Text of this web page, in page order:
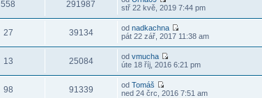
558 291987
stř 22 kvě, 2019 7:44 pm
27 39134 odnadkachna
pát 22 zář, 2017 11:38 am
13 25084 odvmucha
úte 18 říj, 2016 6:21 pm
98 91339 odTomáš
ned 24 črc, 2016 7:51 am